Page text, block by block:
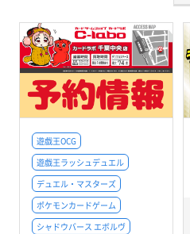
遊戯王OCG
遊戯王ラッシュデュエル
デュエル・マスターズ
ポケモンカードゲーム
シャドウバース エボルヴ